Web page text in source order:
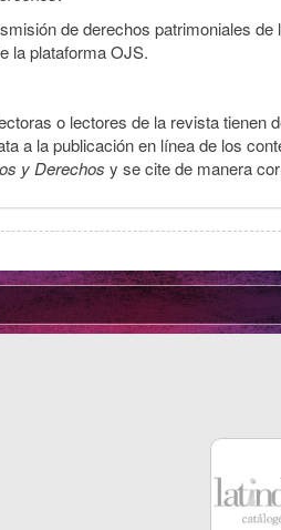
de derechos patrimoniales
la plataforma OJS.
o lectores de la revista
a la publicación en línea de los
y Derechos y se cite de manera